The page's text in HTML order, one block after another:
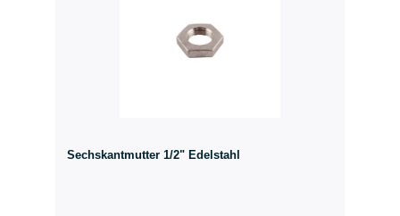
Sechskantmutter 1/2" Edelstahl